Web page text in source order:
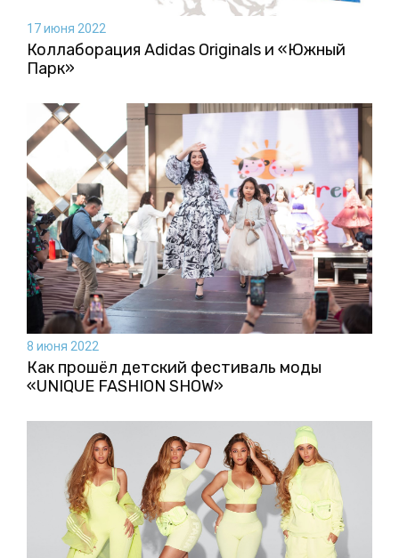
17 июня 2022
Коллаборация Аdidas Originals и «Южный
Парк»
8 июня 2022
Как прошёл детский фестиваль моды
«UNIQUE FASHION SHOW»